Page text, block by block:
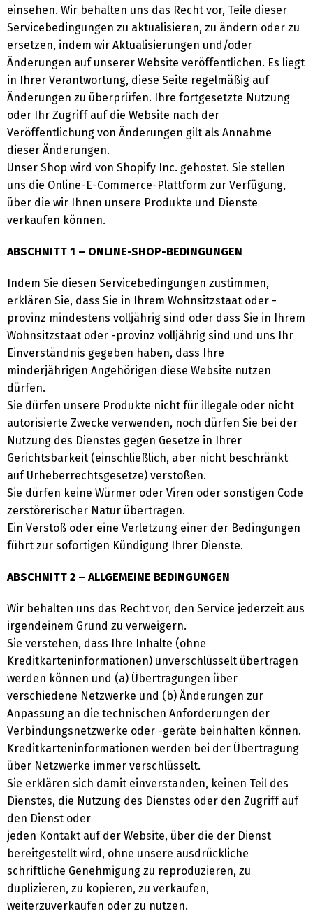
einsehen. Wir behalten uns das Recht vor, Teile dieser
Servicebedingungen zu aktualisieren, zu ändern oder zu
ersetzen, indem wir Aktualisierungen und/oder
Änderungen auf unserer Website veröffentlichen. Es liegt
in Ihrer Verantwortung, diese Seite regelmäßig auf
Änderungen zu überprüfen. Ihre fortgesetzte Nutzung
oder Ihr Zugriff auf die Website nach der
Veröffentlichung von Änderungen gilt als Annahme
dieser Änderungen.
Unser Shop wird von Shopify Inc. gehostet. Sie stellen
uns die Online-E-Commerce-Plattform zur Verfügung,
über die wir Ihnen unsere Produkte und Dienste
verkaufen können.
ABSCHNITT 1 – ONLINE-SHOP-BEDINGUNGEN
Indem Sie diesen Servicebedingungen zustimmen,
erklären Sie, dass Sie in Ihrem Wohnsitzstaat oder -
provinz mindestens volljährig sind oder dass Sie in Ihrem
Wohnsitzstaat oder -provinz volljährig sind und uns Ihr
Einverständnis gegeben haben, dass Ihre
minderjährigen Angehörigen diese Website nutzen
dürfen.
Sie dürfen unsere Produkte nicht für illegale oder nicht
autorisierte Zwecke verwenden, noch dürfen Sie bei der
Nutzung des Dienstes gegen Gesetze in Ihrer
Gerichtsbarkeit (einschließlich, aber nicht beschränkt
auf Urheberrechtsgesetze) verstoßen.
Sie dürfen keine Würmer oder Viren oder sonstigen Code
zerstörerischer Natur übertragen.
Ein Verstoß oder eine Verletzung einer der Bedingungen
führt zur sofortigen Kündigung Ihrer Dienste.
ABSCHNITT 2 – ALLGEMEINE BEDINGUNGEN
Wir behalten uns das Recht vor, den Service jederzeit aus
irgendeinem Grund zu verweigern.
Sie verstehen, dass Ihre Inhalte (ohne
Kreditkarteninformationen) unverschlüsselt übertragen
werden können und (a) Übertragungen über
verschiedene Netzwerke und (b) Änderungen zur
Anpassung an die technischen Anforderungen der
Verbindungsnetzwerke oder -geräte beinhalten können.
Kreditkarteninformationen werden bei der Übertragung
über Netzwerke immer verschlüsselt.
Sie erklären sich damit einverstanden, keinen Teil des
Dienstes, die Nutzung des Dienstes oder den Zugriff auf
den Dienst oder
jeden Kontakt auf der Website, über die der Dienst
bereitgestellt wird, ohne unsere ausdrückliche
schriftliche Genehmigung zu reproduzieren, zu
duplizieren, zu kopieren, zu verkaufen,
weiterzuverkaufen oder zu nutzen.